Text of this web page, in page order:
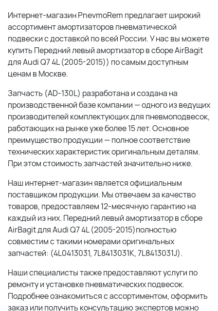
Интернет-магазин PnevmoRem предлагает широкий
ассортимент амортизаторов пневматической
подвески с доставкой по всей России. У нас вы можете
купить Передний левый амортизатор в сборе AirBagit
для Audi Q7 4L (2005-2015)) по самым доступным
ценам в Москве.
Запчасть (AD-130L) разработана и создана на
производственной базе компании — одного из ведущих
производителей комплектующих для пневмоподвесок,
работающих на рынке уже более 15 лет. Основное
преимущество продукции — полное соответствие
технических характеристик оригинальным деталям.
При этом стоимость запчастей значительно ниже.
Наш интернет-магазин является официальным
поставщиком продукции. Мы отвечаем за качество
товаров, предоставляем 12-месячную гарантию на
каждый из них. Передний левый амортизатор в сборе
AirBagit для Audi Q7 4L (2005-2015)полностью
совместим с такими номерами оригинальных
запчастей: (4L0413031, 7L8413031K, 7L8413031J).
Наши специалисты также предоставляют услуги по
ремонту и установке пневматических подвесок.
Подробнее ознакомиться с ассортиментом, оформить
заказ или получить консультацию экспертов можно